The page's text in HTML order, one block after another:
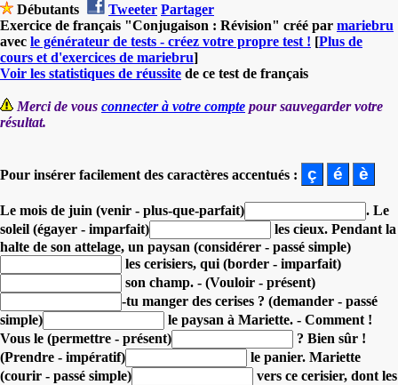
Débutants Tweeter Partager
Exercice de français "Conjugaison : Révision" créé par mariebru
avec le générateur de tests - créez votre propre test ! [Plus de
cours et d'exercices de mariebru]
Voir les statistiques de réussite de ce test de français
Merci de vous connecter à votre compte pour sauvegarder votre
résultat.
Pour insérer facilement des caractères accentués :
Le mois de juin (venir - plus-que-parfait) . Le
soleil (égayer - imparfait)
les cieux. Pendant la
halte de son attelage, un paysan (considérer - passé simple)
les cerisiers, qui (border - imparfait)
son champ. - (Vouloir - présent)
-tu manger des cerises ? (demander - passé
simple)
le paysan à Mariette. - Comment !
Vous le (permettre - présent)
? Bien sûr !
(Prendre - impératif)
le panier. Mariette
(courir - passé simple)
vers ce cerisier, dont les